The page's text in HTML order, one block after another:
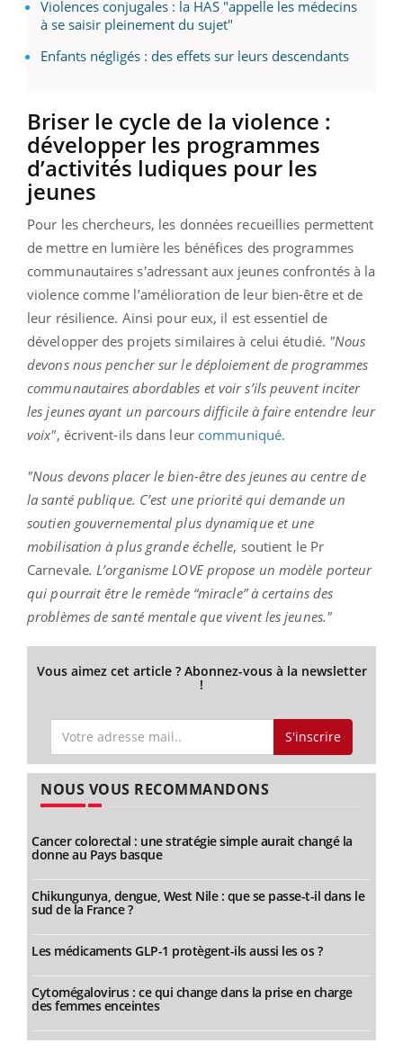
Violences conjugales : la HAS "appelle les médecins
à se saisir pleinement du sujet"
Enfants négligés : des effets sur leurs descendants
Briser le cycle de la violence :
développer les programmes
d’activités ludiques pour les
jeunes
Pour les chercheurs, les données recueillies permettent
de mettre en lumière les bénéfices des programmes
communautaires s'adressant aux jeunes confrontés à la
violence comme l’amélioration de leur bien-être et de
leur résilience. Ainsi pour eux, il est essentiel de
développer des projets similaires à celui étudié. "Nous
devons nous pencher sur le déploiement de programmes
communautaires abordables et voir s’ils peuvent inciter
les jeunes ayant un parcours difficile à faire entendre leur
voix", écrivent-ils dans leur communiqué.
"Nous devons placer le bien-être des jeunes au centre de
la santé publique. C’est une priorité qui demande un
soutien gouvernemental plus dynamique et une
mobilisation à plus grande échelle, soutient le Pr
Carnevale. L’organisme LOVE propose un modèle porteur
qui pourrait être le remède “miracle” à certains des
problèmes de santé mentale que vivent les jeunes."
Vous aimez cet article ? Abonnez-vous à la newsletter
!
S'inscrire
NOUS VOUS RECOMMANDONS
Cancer colorectal : une stratégie simple aurait changé la
donne au Pays basque
Chikungunya, dengue, West Nile : que se passe-t-il dans le
sud de la France ?
Les médicaments GLP-1 protègent-ils aussi les os ?
Cytomégalovirus : ce qui change dans la prise en charge
des femmes enceintes